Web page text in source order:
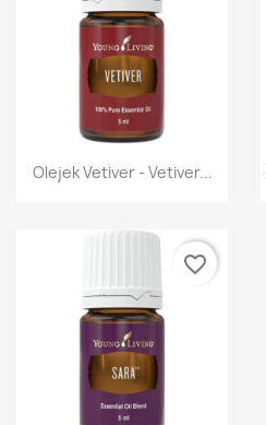
Szybki podgląd
Olejek Vetiver - Vetiver...
favorite_border